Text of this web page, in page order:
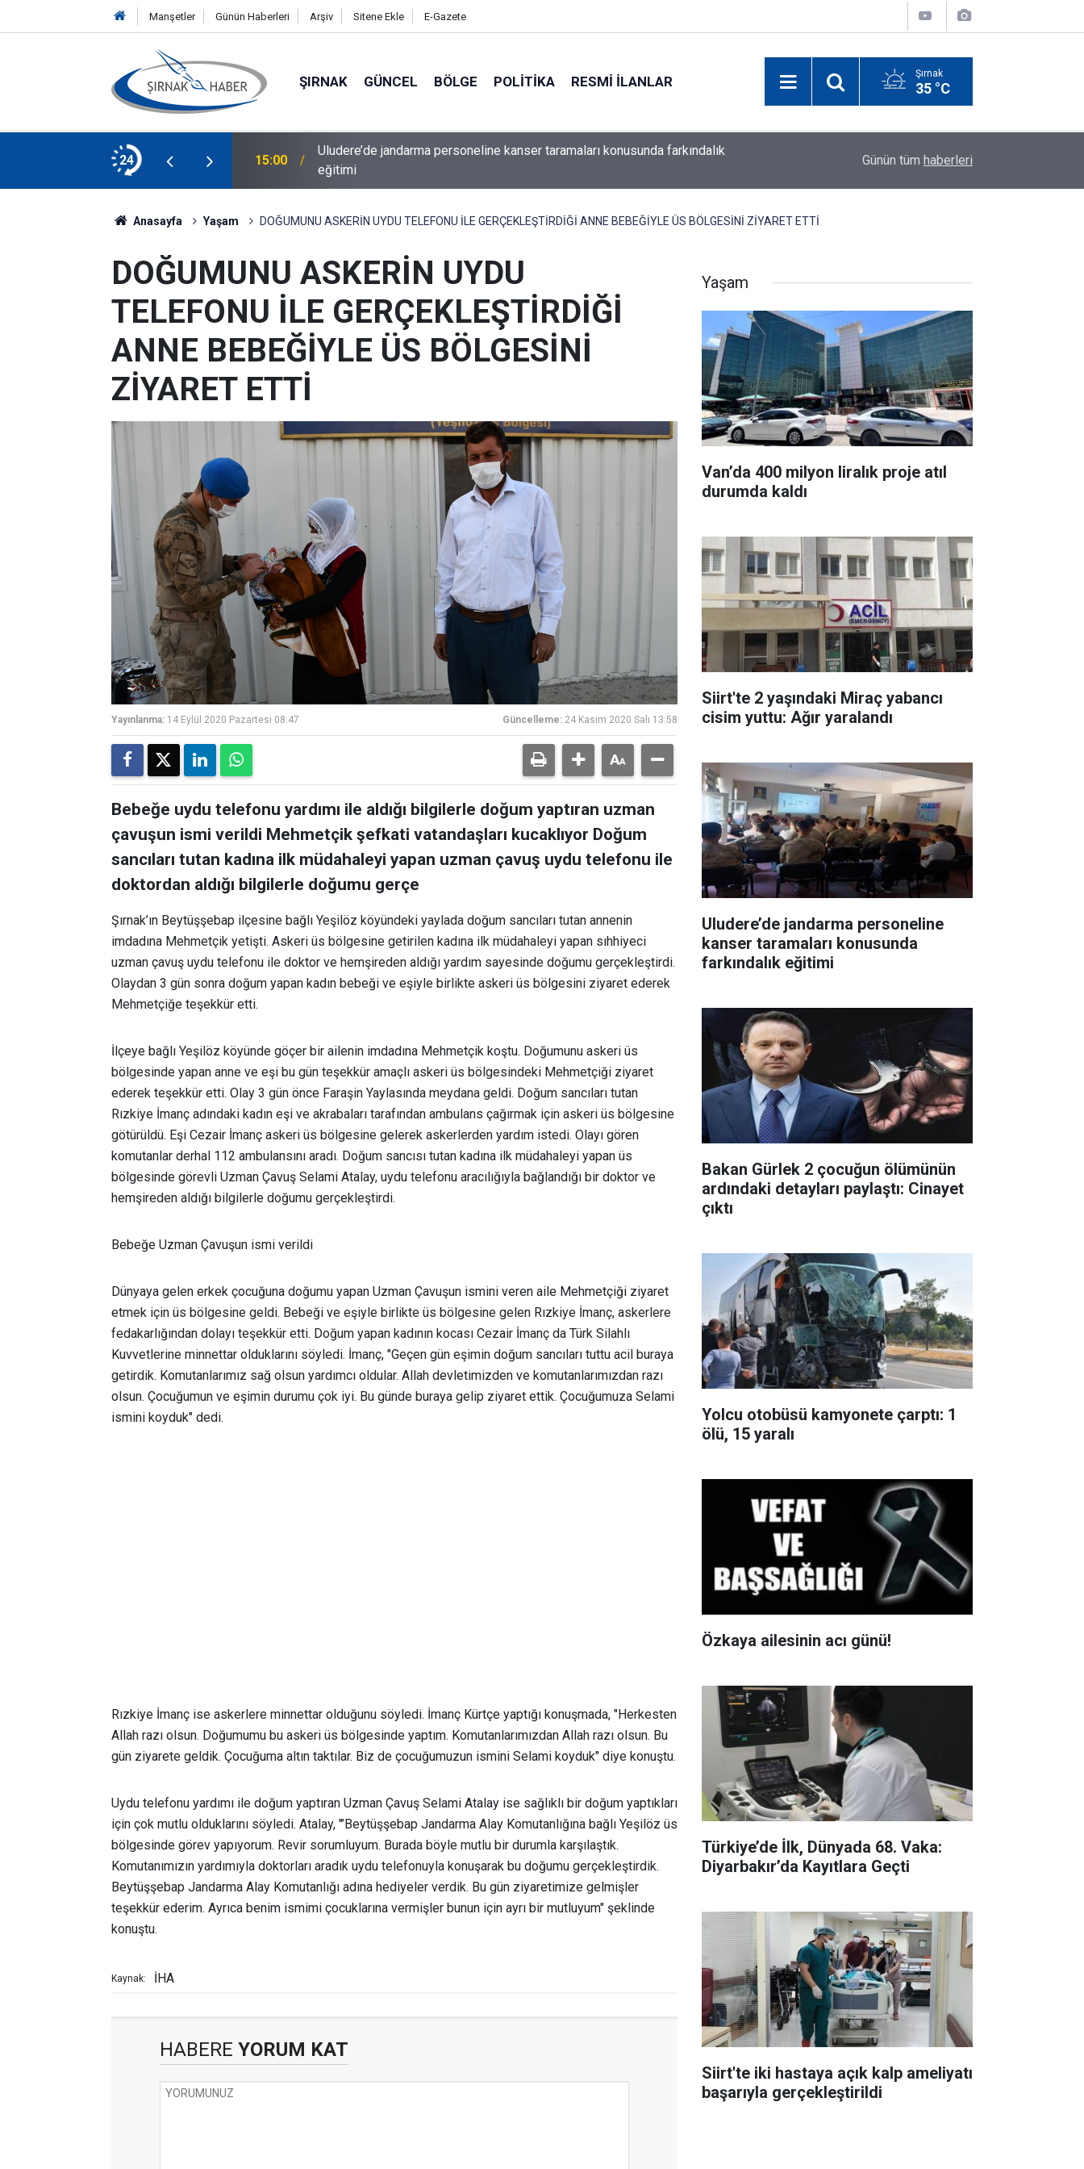
Manşetler Günün Haberleri Arşiv Sitene Ekle E-Gazete
ŞIRNAK GÜNCEL BÖLGE POLITIKA RESMI İLANLAR Şırnak
35 °C
24
yuttu: Ağır yaralandı 15:00
Uludere’de jandarma personeline kanser taramaları konusunda farkındalık
eğitimi
Cizre’de zirai ilaç bayilerine sıkı denetim
Günün tüm haberleri
Anasayfa Yaşam DOĞUMUNU ASKERİN UYDU TELEFONU İLE GERÇEKLEŞTİRDİĞİ ANNE BEBEĞİYLE ÜS BÖLGESİNİ ZİYARET ETTİ
DOĞUMUNU ASKERİN UYDU
TELEFONU İLE GERÇEKLEŞTİRDİĞİ
ANNE BEBEĞİYLE ÜS BÖLGESİNİ
ZİYARET ETTİ
Yayınlanma: 14 Eylül 2020 Pazartesi 08:47 Güncelleme: 24 Kasım 2020 Salı 13:58
Bebeğe uydu telefonu yardımı ile aldığı bilgilerle doğum yaptıran uzman
çavuşun ismi verildi Mehmetçik şefkati vatandaşları kucaklıyor Doğum
sancıları tutan kadına ilk müdahaleyi yapan uzman çavuş uydu telefonu ile
doktordan aldığı bilgilerle doğumu gerçe
Şırnak’ın Beytüşşebap ilçesine bağlı Yeşilöz köyündeki yaylada doğum sancıları tutan annenin
imdadına Mehmetçik yetişti. Askeri üs bölgesine getirilen kadına ilk müdahaleyi yapan sıhhiyeci
uzman çavuş uydu telefonu ile doktor ve hemşireden aldığı yardım sayesinde doğumu gerçekleştirdi.
Olaydan 3 gün sonra doğum yapan kadın bebeği ve eşiyle birlikte askeri üs bölgesini ziyaret ederek
Mehmetçiğe teşekkür etti.
İlçeye bağlı Yeşilöz köyünde göçer bir ailenin imdadına Mehmetçik koştu. Doğumunu askeri üs
bölgesinde yapan anne ve eşi bu gün teşekkür amaçlı askeri üs bölgesindeki Mehmetçiği ziyaret
ederek teşekkür etti. Olay 3 gün önce Faraşin Yaylasında meydana geldi. Doğum sancıları tutan
Rızkiye İmanç adındaki kadın eşi ve akrabaları tarafından ambulans çağırmak için askeri üs bölgesine
götürüldü. Eşi Cezair İmanç askeri üs bölgesine gelerek askerlerden yardım istedi. Olayı gören
komutanlar derhal 112 ambulansını aradı. Doğum sancısı tutan kadına ilk müdahaleyi yapan üs
bölgesinde görevli Uzman Çavuş Selami Atalay, uydu telefonu aracılığıyla bağlandığı bir doktor ve
hemşireden aldığı bilgilerle doğumu gerçekleştirdi.
Bebeğe Uzman Çavuşun ismi verildi
Dünyaya gelen erkek çocuğuna doğumu yapan Uzman Çavuşun ismini veren aile Mehmetçiği ziyaret
etmek için üs bölgesine geldi. Bebeği ve eşiyle birlikte üs bölgesine gelen Rızkiye İmanç, askerlere
fedakarlığından dolayı teşekkür etti. Doğum yapan kadının kocası Cezair İmanç da Türk Silahlı
Kuvvetlerine minnettar olduklarını söyledi. İmanç, "Geçen gün eşimin doğum sancıları tuttu acil buraya
getirdik. Komutanlarımız sağ olsun yardımcı oldular. Allah devletimizden ve komutanlarımızdan razı
olsun. Çocuğumun ve eşimin durumu çok iyi. Bu günde buraya gelip ziyaret ettik. Çocuğumuza Selami
ismini koyduk" dedi.
Rızkiye İmanç ise askerlere minnettar olduğunu söyledi. İmanç Kürtçe yaptığı konuşmada, "Herkesten
Allah razı olsun. Doğumumu bu askeri üs bölgesinde yaptım. Komutanlarımızdan Allah razı olsun. Bu
gün ziyarete geldik. Çocuğuma altın taktılar. Biz de çocuğumuzun ismini Selami koyduk" diye konuştu.
Uydu telefonu yardımı ile doğum yaptıran Uzman Çavuş Selami Atalay ise sağlıklı bir doğum yaptıkları
için çok mutlu olduklarını söyledi. Atalay, "’Beytüşşebap Jandarma Alay Komutanlığına bağlı Yeşilöz üs
bölgesinde görev yapıyorum. Revir sorumluyum. Burada böyle mutlu bir durumla karşılaştık.
Komutanımızın yardımıyla doktorları aradık uydu telefonuyla konuşarak bu doğumu gerçekleştirdik.
Beytüşşebap Jandarma Alay Komutanlığı adına hediyeler verdik. Bu gün ziyaretimize gelmişler
teşekkür ederim. Ayrıca benim ismimi çocuklarına vermişler bunun için ayrı bir mutluyum" şeklinde
konuştu.
Kaynak: İHA
HABERE YORUM KAT
Yaşam
Van’da 400 milyon liralık proje atıl
durumda kaldı
Siirt'te 2 yaşındaki Miraç yabancı
cisim yuttu: Ağır yaralandı
Uludere’de jandarma personeline
kanser taramaları konusunda
farkındalık eğitimi
Bakan Gürlek 2 çocuğun ölümünün
ardındaki detayları paylaştı: Cinayet
çıktı
Yolcu otobüsü kamyonete çarptı: 1
ölü, 15 yaralı
Özkaya ailesinin acı günü!
Türkiye’de İlk, Dünyada 68. Vaka:
Diyarbakır’da Kayıtlara Geçti
Siirt'te iki hastaya açık kalp ameliyatı
başarıyla gerçekleştirildi